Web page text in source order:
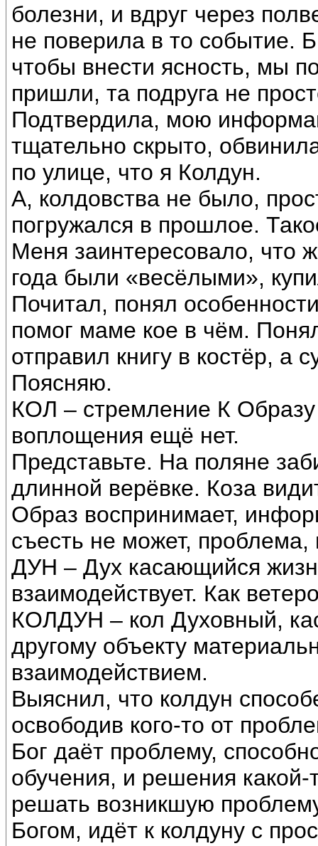
болезни, и вдруг через
не поверила в то событие.
чтобы внести ясность, мы
пришли, та подруга не
Подтвердила, мою
тщательно скрыто,
по улице, что я Колдун.
А, колдовства не было,
погружался в прошлое.
Меня заинтересовало, что
года были «весёлыми»,
Почитал, понял
помог маме кое в чём.
отправил книгу в костёр, а
Поясняю.
КОЛ – стремление К
воплощения ещё нет.
Представьте. На поляне
длинной верёвке. Коза
Образ воспринимает,
съесть не может, проблема,
ДУН – Дух касающийся
взаимодействует. Как
КОЛДУН – кол Духовный,
другому объекту
взаимодействием.
Выяснил, что колдун
освободив кого-то от
Бог даёт проблему,
обучения, и решения
решать возникшую
Богом, идёт к колдуну с